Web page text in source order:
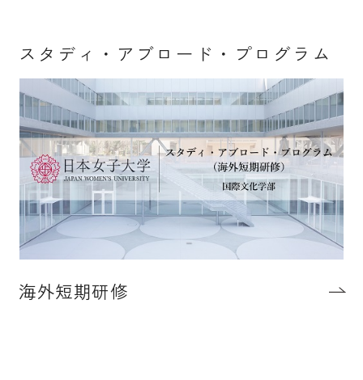
スタディ・アブロード・プログラム
海外短期研修